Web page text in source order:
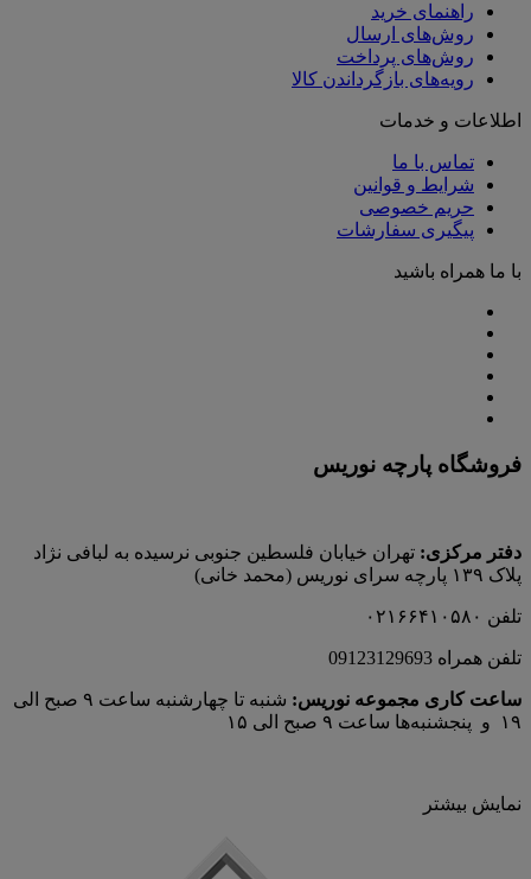
راهنمای خرید
روش‌های ارسال
روش‌های پرداخت
رویه‌های بازگرداندن کالا
اطلاعات و خدمات
تماس با ما
شرایط و قوانین
حریم خصوصی
پیگیری سفارشات
با ما همراه باشید
فروشگاه پارچه نوریس
دفتر مرکزی: تهران خیابان فلسطین جنوبی نرسیده به لبافی نژاد
پلاک ۱۳۹ پارچه‌ سرای نوريس (محمد خانی)
تلفن ۰۲۱۶۶۴۱۰۵۸۰
تلفن همراه 09123129693
ساعت کاری مجموعه نوریس:
شنبه تا چهارشنبه ساعت ۹ صبح الی
۱۹ و پنجشنبه‌ها ساعت ۹ صبح الی ۱۵
نمایش بیشتر